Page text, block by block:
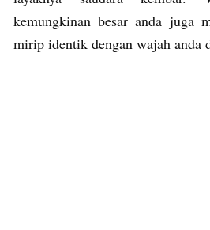
kemungkinan besar anda juga
mirip identik dengan wajah anda